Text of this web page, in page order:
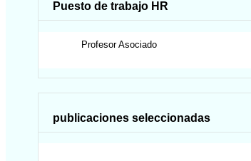
Puesto de trabajo HR
Profesor Asociado
publicaciones seleccionadas